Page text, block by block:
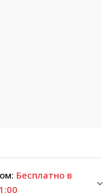
Бесплатно в